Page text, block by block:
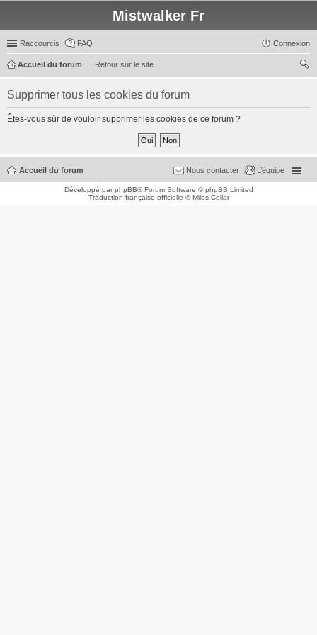
Mistwalker Fr
Raccourcis FAQ Connexion
Retour sur le site
Accueil du forum
Supprimer tous les cookies du forum
Êtes-vous sûr de vouloir supprimer les cookies de ce forum ?
Accueil du forum L’équipe
Nous contacter
Développé parphpBB® Forum Software © phpBB Limited
Traduction française officielle ©Miles Cellar